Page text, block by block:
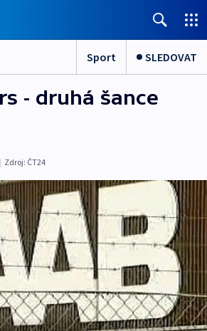
Sport SLEDOVAT
- druhá šance
| Zdroj: ČT24